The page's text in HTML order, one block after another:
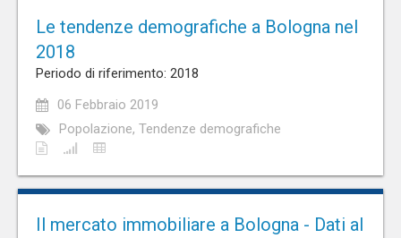
Le tendenze demografiche a Bologna nel
2018
Periodo di riferimento: 2018
06 Febbraio 2019
Popolazione, Tendenze demografiche
Il mercato immobiliare a Bologna - Dati al